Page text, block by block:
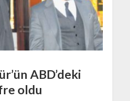
ABD’deki
oldu